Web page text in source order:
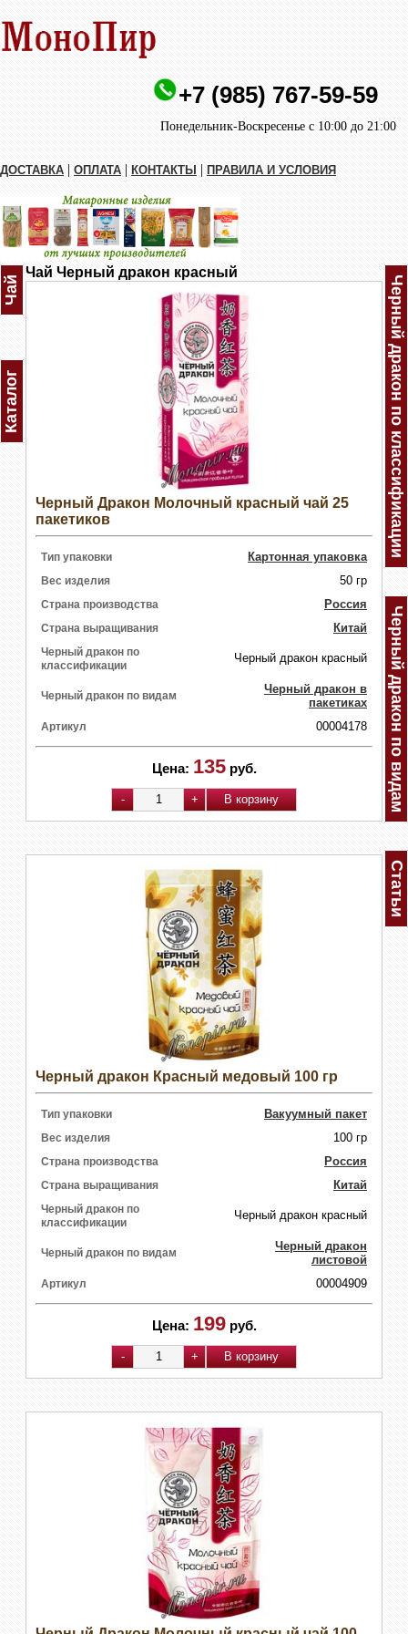
+7 (985) 767-59-59
Понедельник-Воскресенье с 10:00 до 21:00
ДОСТАВКА | ОПЛАТА | КОНТАКТЫ | ПРАВИЛА И УСЛОВИЯ
Чай
Каталог
Чай Черный дракон красный
Черный Дракон Молочный красный чай 25
пакетиков
Тип упаковки Картонная упаковка
Вес изделия 50 гр
Страна производства Россия
Страна выращивания Китай
Черный дракон по
классификации
Черный дракон красный
Черный дракон по видам
Черный дракон в
пакетиках
Артикул 00004178
Цена: 135 руб.
Черный дракон Красный медовый 100 гр
Тип упаковки Вакуумный пакет
Вес изделия 100 гр
Страна производства Россия
Страна выращивания Китай
Черный дракон по
классификации
Черный дракон красный
Черный дракон по видам
Черный дракон
листовой
Артикул 00004909
Цена: 199 руб.
Черный дракон по классификации
Черный дракон по видам
Статьи